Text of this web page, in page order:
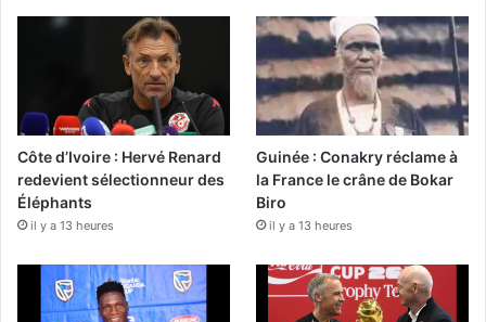
Côte d’Ivoire : Hervé Renard
redevient sélectionneur des
Éléphants
il y a 13 heures
Guinée : Conakry réclame à
la France le crâne de Bokar
Biro
il y a 13 heures